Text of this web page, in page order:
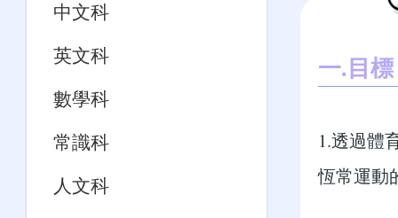
一.目標
1.透過體
恆常運動
中文科
英文科
數學科
常識科
人文科